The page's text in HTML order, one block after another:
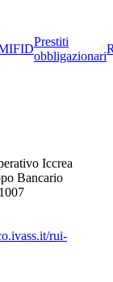
Prestiti
obbligazionari
Iccrea
Bancario
rui-